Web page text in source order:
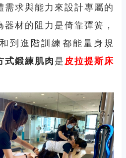
需求與能力來設計專屬的
器材的阻力是倚靠彈簧，
到進階訓練都能量身規
式鍛練肌肉是 皮拉提斯床